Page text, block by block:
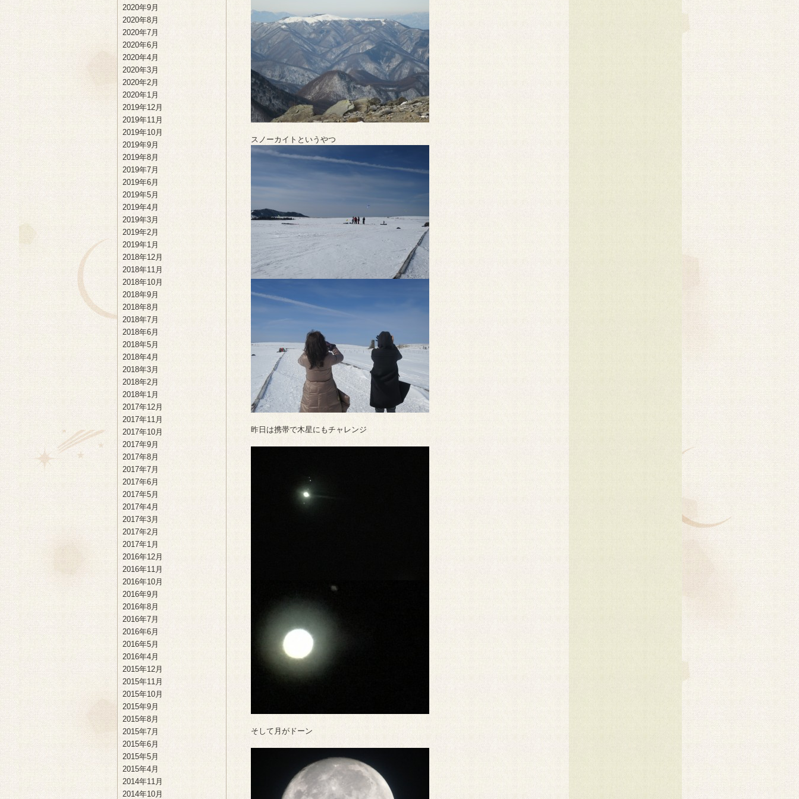
スノーカイトというやつ
昨日は携帯で木星にもチャレンジ
そして月がドーン
2020年9月
2020年8月
2020年7月
2020年6月
2020年4月
2020年3月
2020年2月
2020年1月
2019年12月
2019年11月
2019年10月
2019年9月
2019年8月
2019年7月
2019年6月
2019年5月
2019年4月
2019年3月
2019年2月
2019年1月
2018年12月
2018年11月
2018年10月
2018年9月
2018年8月
2018年7月
2018年6月
2018年5月
2018年4月
2018年3月
2018年2月
2018年1月
2017年12月
2017年11月
2017年10月
2017年9月
2017年8月
2017年7月
2017年6月
2017年5月
2017年4月
2017年3月
2017年2月
2017年1月
2016年12月
2016年11月
2016年10月
2016年9月
2016年8月
2016年7月
2016年6月
2016年5月
2016年4月
2015年12月
2015年11月
2015年10月
2015年9月
2015年8月
2015年7月
2015年6月
2015年5月
2015年4月
2014年11月
2014年10月